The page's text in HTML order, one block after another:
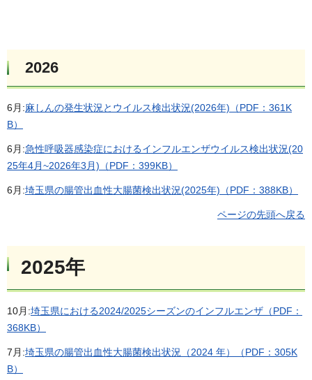
2026
6月:麻しんの発生状況とウイルス検出状況(2026年)（PDF：361K
B）
6月:急性呼吸器感染症におけるインフルエンザウイルス検出状況(20
25年4月~2026年3月)（PDF：399KB）
6月:埼玉県の腸管出血性大腸菌検出状況(2025年)（PDF：388KB）
ページの先頭へ戻る
2025年
10月:埼玉県における2024/2025シーズンのインフルエンザ（PDF：
368KB）
7月:埼玉県の腸管出血性大腸菌検出状況（2024 年）（PDF：305K
B）